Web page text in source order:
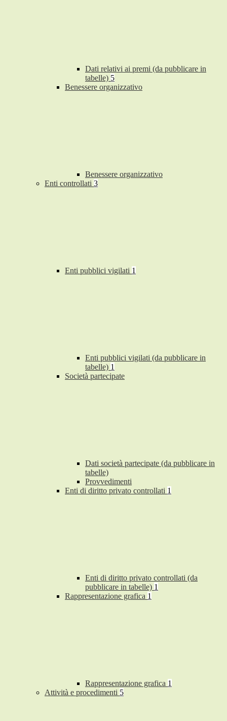
Dati relativi ai premi (da pubblicare in
tabelle) 5
Benessere organizzativo
Benessere organizzativo
Enti controllati 3
Enti pubblici vigilati 1
Enti pubblici vigilati (da pubblicare in
tabelle) 1
Società partecipate
Dati società partecipate (da pubblicare in
tabelle)
Provvedimenti
Enti di diritto privato controllati 1
Enti di diritto privato controllati (da
pubblicare in tabelle) 1
Rappresentazione grafica 1
Rappresentazione grafica 1
Attività e procedimenti 5